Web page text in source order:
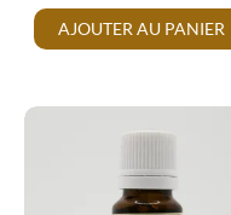
AJOUTER AU PANIER